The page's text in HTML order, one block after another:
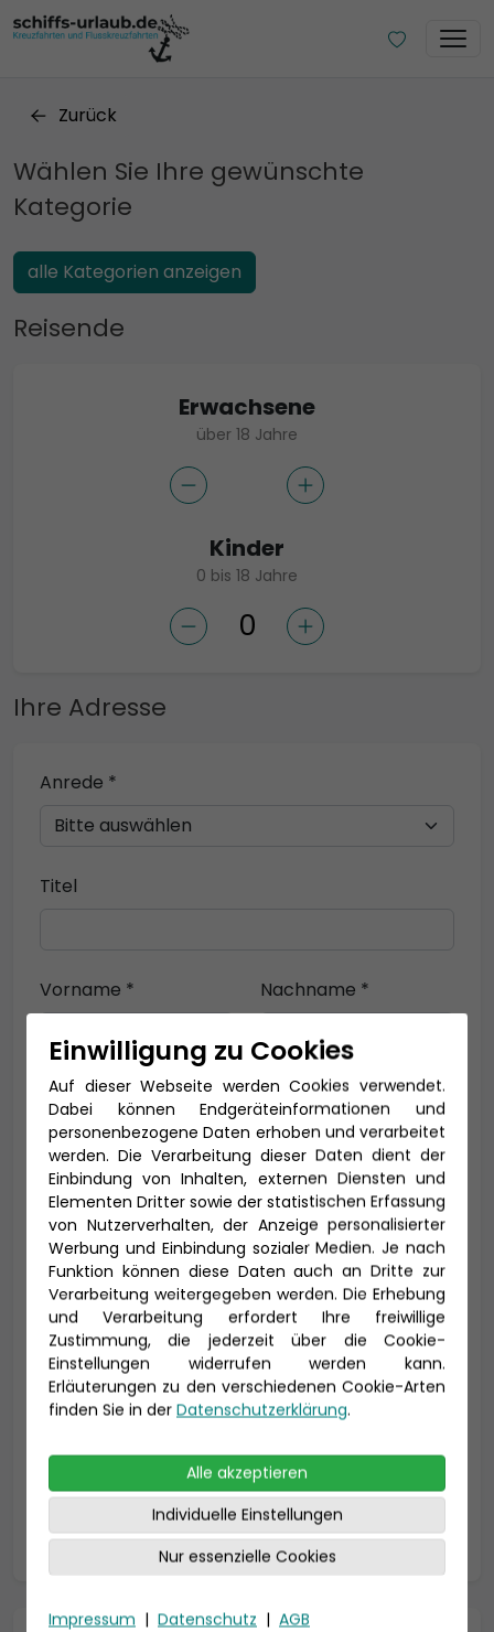
Zurück
Wählen Sie Ihre gewünschte
Kategorie
alle Kategorien anzeigen
Reisende
Erwachsene
über 18 Jahre
Kinder
0 bis 18 Jahre
Ihre Adresse
Anrede *
Titel
Vorname * Nachname *
E-Mail *
Telefon *
Geburtsdatum
* = Pflichtfelder
Einwilligung zu Cookies
Auf dieser Webseite werden Cookies verwendet.
Dabei können Endgeräteinformationen und
personenbezogene Daten erhoben und verarbeitet
werden. Die Verarbeitung dieser Daten dient der
Einbindung von Inhalten, externen Diensten und
Elementen Dritter sowie der statistischen Erfassung
von Nutzerverhalten, der Anzeige personalisierter
Werbung und Einbindung sozialer Medien. Je nach
Funktion können diese Daten auch an Dritte zur
Verarbeitung weitergegeben werden. Die Erhebung
und Verarbeitung erfordert Ihre freiwillige
Zustimmung, die jederzeit über die Cookie-
Einstellungen widerrufen werden kann.
Erläuterungen zu den verschiedenen Cookie-Arten
finden Sie in der Datenschutzerklärung.
Alle akzeptieren
Individuelle Einstellungen
Nur essenzielle Cookies
Impressum | Datenschutz | AGB